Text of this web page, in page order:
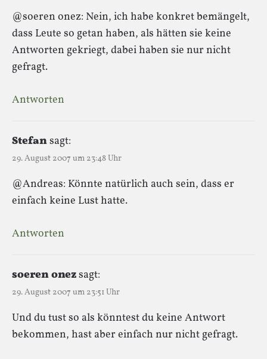
@soeren onez: Nein, ich habe konkret bemängelt,
dass Leute so getan haben, als hätten sie keine
Antworten gekriegt, dabei haben sie nur nicht
gefragt.
Antworten
Stefansagt:
29. August 2007 um 23:48 Uhr
@Andreas: Könnte natürlich auch sein, dass er
einfach keine Lust hatte.
Antworten
soeren onezsagt:
29. August 2007 um 23:51 Uhr
Und du tust so als könntest du keine Antwort
bekommen, hast aber einfach nur nicht gefragt.